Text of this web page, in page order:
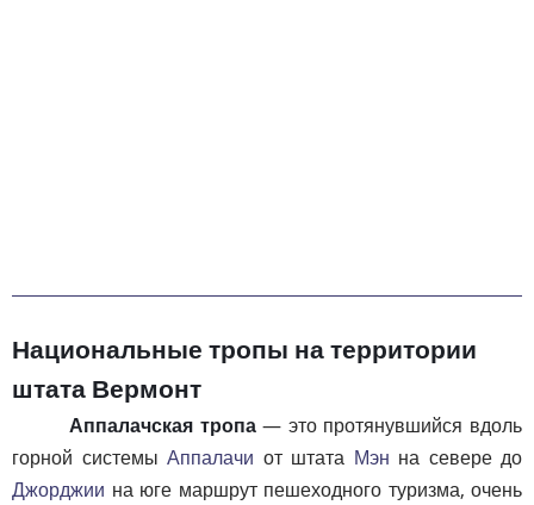
Национальные тропы на территории
штата Вермонт
Аппалачская тропа— это протянувшийся вдоль
горной системы Аппалачи от штата Мэн на севере до
Джорджии на юге маршрут пешеходного туризма, очень